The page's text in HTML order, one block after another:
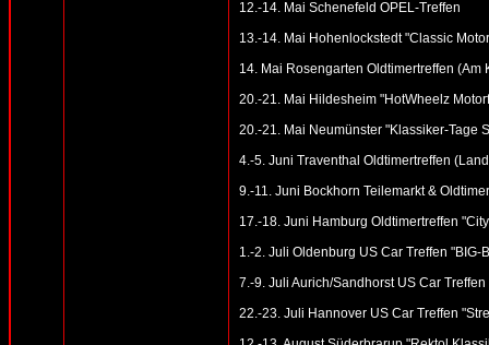
12.-14. Mai Schenefeld OPEL-Treffen
13.-14. Mai Hohenlockstedt "Classic
14. Mai Rosengarten Oldtimertreffen (Am
20.-21. Mai Hildesheim "HotWheelz
20.-21. Mai Neumünster "Klassiker-Tage
4.-5. Juni Traventhal Oldtimertreffen
9.-11. Juni Bockhorn Teilemarkt &
17.-18. Juni Hamburg Oldtimertreffen
1.-2. Juli Oldenburg US Car Treffen
7.-9. Juli Aurich/Sandhorst US Car
22.-23. Juli Hannover US Car Treffen